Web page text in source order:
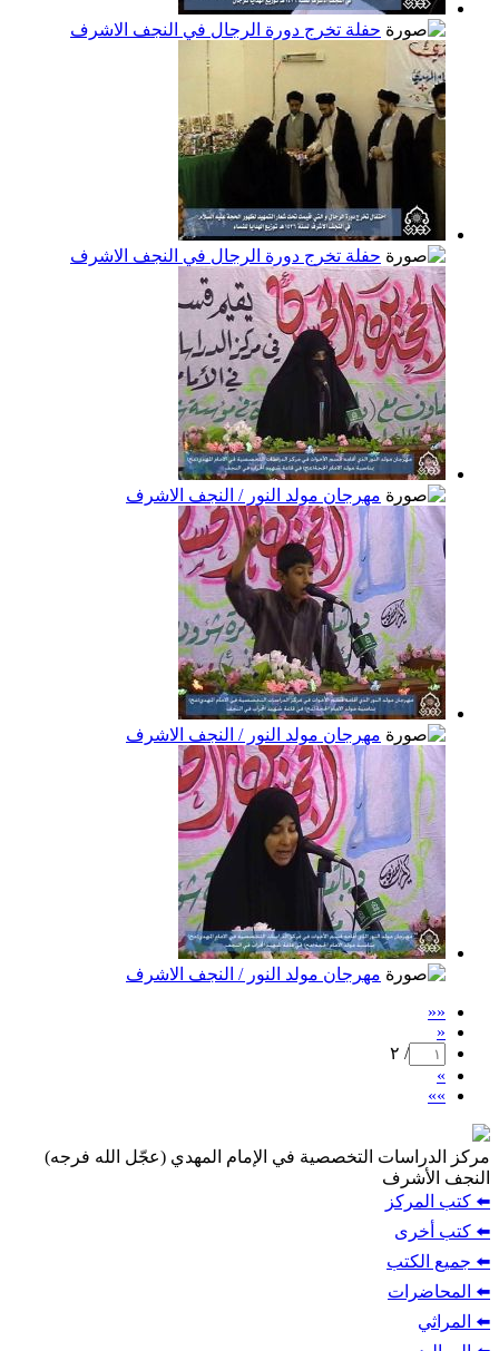
حفلة تخرج دورة الرجال في النجف الاشرف
حفلة تخرج دورة الرجال في النجف الاشرف
مهرجان مولد النور / النجف الاشرف
مهرجان مولد النور / النجف الاشرف
مهرجان مولد النور / النجف الاشرف
««
«
/ ٢
»
»»
مركز الدراسات التخصصية في الإمام المهدي (عجّل الله فرجه)
النجف الأشرف
⬅️ كتب المركز
⬅️ كتب أخرى
⬅️ جميع الكتب
⬅️ المحاضرات
⬅️ المراثي